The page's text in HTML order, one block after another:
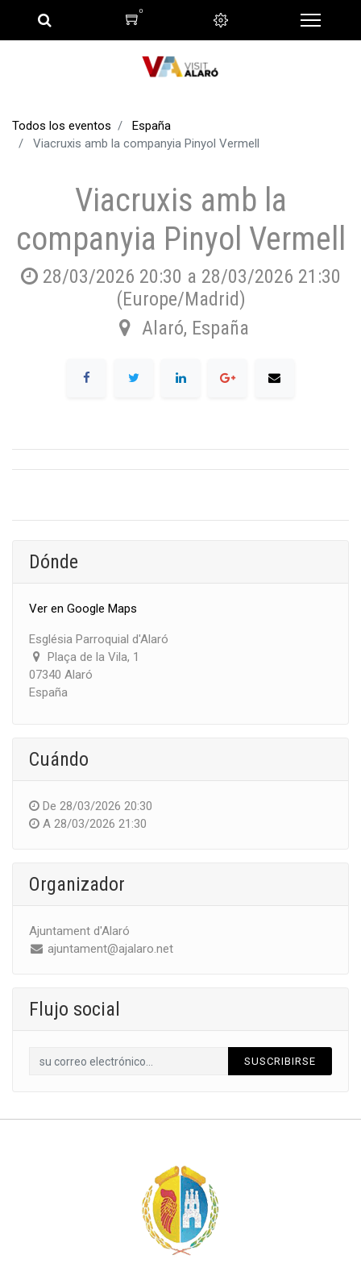
0
Todos los eventos
España
Viacruxis amb la companyia Pinyol Vermell
Viacruxis amb la
companyia Pinyol Vermell
28/03/2026 20:30 a 28/03/2026 21:30
(Europe/Madrid)
Alaró, España
Dónde
Ver en Google Maps
Església Parroquial d'Alaró
Plaça de la Vila, 1
07340 Alaró
España
Cuándo
De 28/03/2026 20:30
A 28/03/2026 21:30
Organizador
Ajuntament d'Alaró
ajuntament@ajalaro.net
Flujo social
SUSCRIBIRSE